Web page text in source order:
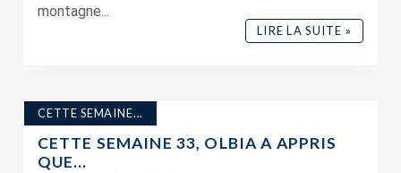
montagne...
LIRE LA SUITE »
CETTE SEMAINE...
CETTE SEMAINE 33, OLBIA A APPRIS
QUE…